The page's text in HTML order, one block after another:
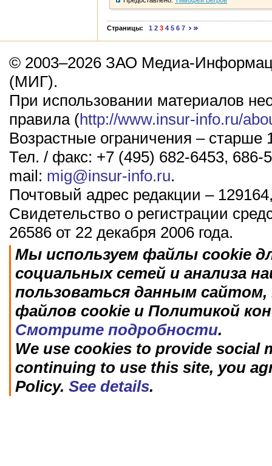
Страницы: 1 2 3 4 5 6 7
© 2003–2026 ЗАО Медиа-
(МИГ).
При использовании материалов
правила (http://www.insur-info.ru/
Возрастные ограничения – старше
Тел. / факс: +7 (495) 682-6453, 686-
mail: mig@insur-info.ru.
Почтовый адрес редакции –
Свидетельство о регистрации
26586 от 22 декабря 2006 года.
Мы используем файлы cookie
социальных сетей и анализа
пользоваться данным
файлов cookie и Политикой
Смотрите подробности.
We use cookies to provide social
continuing to use this site, you
Policy. See details.